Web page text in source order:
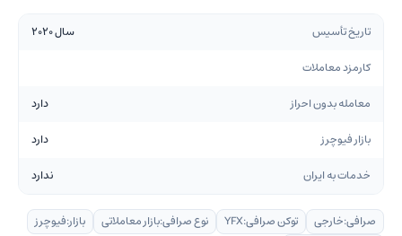
تاریخ تأسیس
سال 2020
کارمزد معاملات
معامله بدون احراز
دارد
بازار فیوچرز
دارد
خدمات به ایران
ندارد
صرافی:خارجی توکن صرافی:YFX نوع صرافی:بازار معاملاتی بازار:فیوچرز